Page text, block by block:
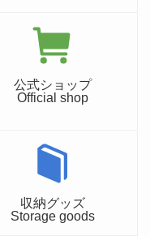
公式ショップ
Official shop
収納グッズ
Storage goods